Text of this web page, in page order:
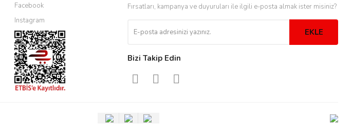
Facebook
Instagram
Fırsatları, kampanya ve duyuruları ile ilgili e-posta almak ister misiniz?
EKLE
Bizi Takip Edin